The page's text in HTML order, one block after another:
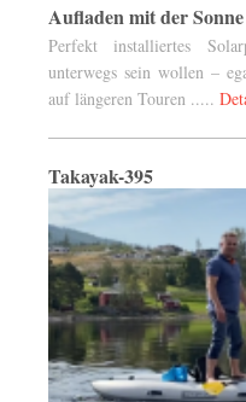
Aufladen mit der Sonne
Perfekt installiertes
unterwegs sein wollen –
auf längeren Touren .....
Takayak-395